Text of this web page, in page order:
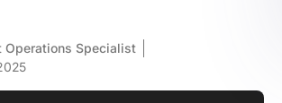
Operations Specialist